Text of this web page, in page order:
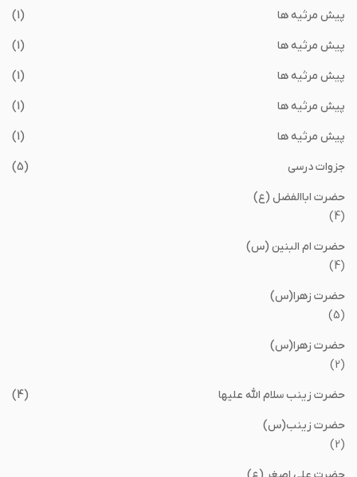
پیش مرثیه ها
(1)
پیش مرثیه ها
(1)
پیش مرثیه ها
(1)
پیش مرثیه ها
(1)
پیش مرثیه ها
(1)
جزوات درسی
(5)
حضرت اباالفضل (ع)
(4)
حضرت ام البنین (س)
(4)
حضرت زهرا(س)
(5)
حضرت زهرا(س)
(2)
حضرت زینب سلام الله علیها
(4)
حضرت زینب(س)
(2)